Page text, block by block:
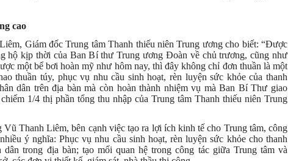
cao
Giám đốc Trung tâm Thanh thiếu niên Trung ương cho biết: “Được
hộ kịp thời của Ban Bí thư Trung ương Đoàn về chủ trương, cũng như
một bể bơi hoàn mỹ như hôm nay, thì đây không chỉ đơn thuần là một
thuần túy, phục vụ nhu cầu sinh hoạt, rèn luyện sức khỏe của thanh
dân trên địa bàn mà còn hoàn thành nhiệm vụ mà Ban Bí Thư giao
1/4 thị phần tổng thu nhập của Trung tâm Thanh thiếu niên Trung
Vũ Thanh Liêm, bên cạnh việc tạo ra lợi ích kinh tế cho Trung tâm, công
ý nghĩa: Phục vụ nhu cầu sinh hoạt, rèn luyện sức khỏe cho thanh
dân trong địa bàn; tạo mối quan hệ trong công tác giữa Trung tâm và